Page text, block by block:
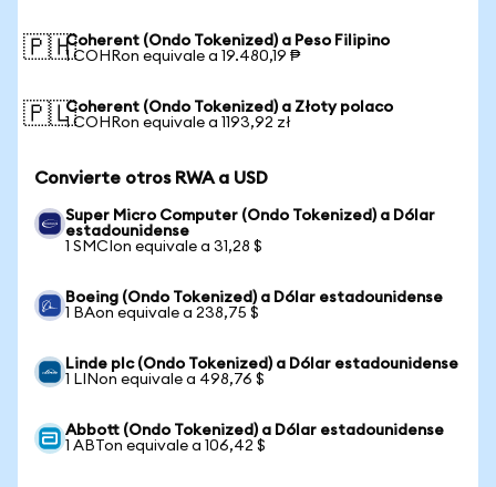
🇵🇭Coherent (Ondo Tokenized) a Peso Filipino
1 COHRon equivale a 19.480,19 ₱
🇵🇱Coherent (Ondo Tokenized) a Złoty polaco
1 COHRon equivale a 1193,92 zł
Convierte otros RWA a USD
Super Micro Computer (Ondo Tokenized) a Dólar
estadounidense
1 SMCIon equivale a 31,28 $
Boeing (Ondo Tokenized) a Dólar estadounidense
1 BAon equivale a 238,75 $
Linde plc (Ondo Tokenized) a Dólar estadounidense
1 LINon equivale a 498,76 $
Abbott (Ondo Tokenized) a Dólar estadounidense
1 ABTon equivale a 106,42 $